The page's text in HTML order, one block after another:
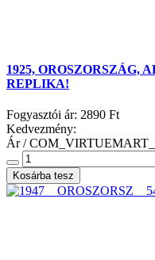
1925, OROSZORSZÁG,
REPLIKA!
Fogyasztói ár: 2890 Ft
Kedvezmény:
Ár /